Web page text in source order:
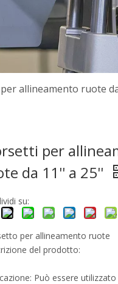
allineamento ruote
per
da 11'' a 25''
su:
per allineamento ruote
del prodotto:
Può essere